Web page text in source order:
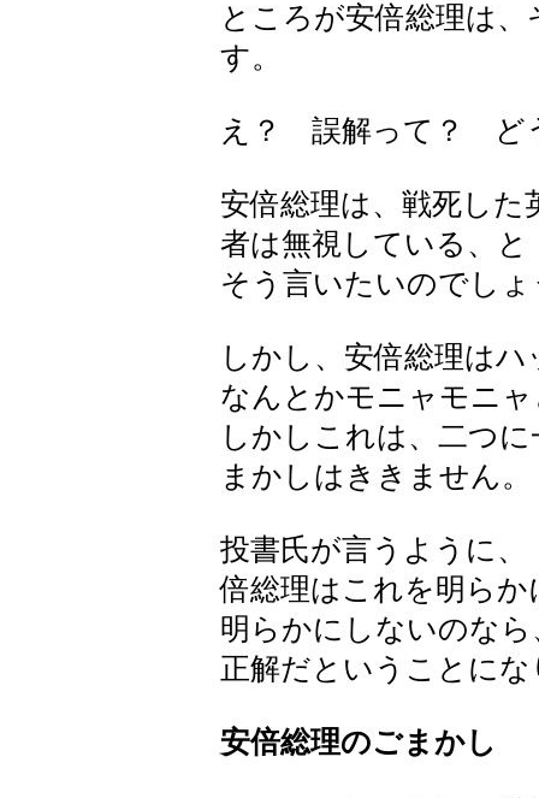
ところが安倍総理は
す。
え？ 誤解って？ ど
安倍総理は、戦死した
者は無視している、と
そう言いたいのでし
しかし、安倍総理は
なんとかモニャモニ
しかしこれは、二つ
まかしはききません。
投書氏が言うように
倍総理はこれを明ら
明らかにしないのな
正解だということに
安倍総理のごまかし